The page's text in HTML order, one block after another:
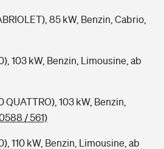
85 kW, Benzin, Cabrio,
103 kW, Benzin, Limousine, ab
103 kW, Benzin,
/ 561)
110 kW, Benzin, Limousine, ab